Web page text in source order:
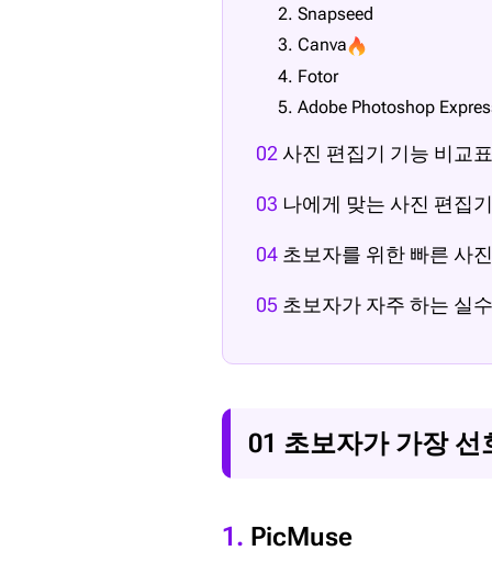
2. Snapseed
3. Canva
4. Fotor
5. Adobe Photoshop
02 사진 편집기 기능 비교표
03 나에게 맞는 사진 편집
04 초보자를 위한 빠른 사
05 초보자가 자주 하는 실
01 초보자가 가장
1. PicMuse